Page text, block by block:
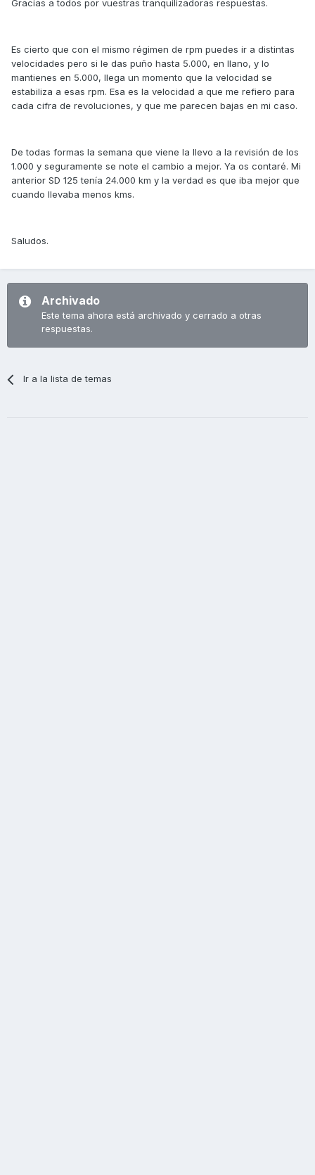
Gracias a todos por vuestras tranquilizadoras respuestas.
Es cierto que con el mismo régimen de rpm puedes ir a distintas
velocidades pero si le das puño hasta 5.000, en llano, y lo
mantienes en 5.000, llega un momento que la velocidad se
estabiliza a esas rpm. Esa es la velocidad a que me refiero para
cada cifra de revoluciones, y que me parecen bajas en mi caso.
De todas formas la semana que viene la llevo a la revisión de los
1.000 y seguramente se note el cambio a mejor. Ya os contaré. Mi
anterior SD 125 tenía 24.000 km y la verdad es que iba mejor que
cuando llevaba menos kms.
Saludos.
Archivado
Este tema ahora está archivado y cerrado a otras
respuestas.
Ir a la lista de temas